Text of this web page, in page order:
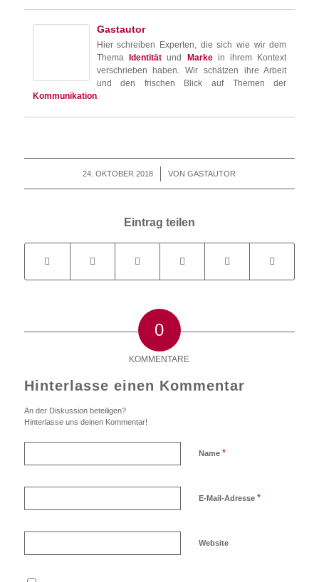
Gastautor
Hier schreiben Experten, die sich wie wir dem
Thema Identitätund Markein ihrem Kontext
verschrieben haben. Wir schätzen ihre Arbeit
und den frischen Blick auf Themen der
Kommunikation.
24. OKTOBER 2018
/ VONGASTAUTOR
Eintrag teilen
0
KOMMENTARE
Hinterlasse einen Kommentar
An der Diskussion beteiligen?
Hinterlasse uns deinen Kommentar!
Name *
E-Mail-Adresse *
Website